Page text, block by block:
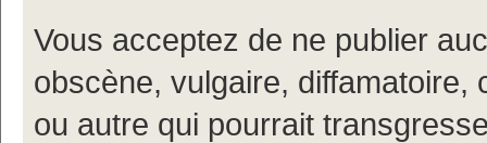
Vous acceptez de ne publier
obscène, vulgaire, diffamatoire,
ou autre qui pourrait